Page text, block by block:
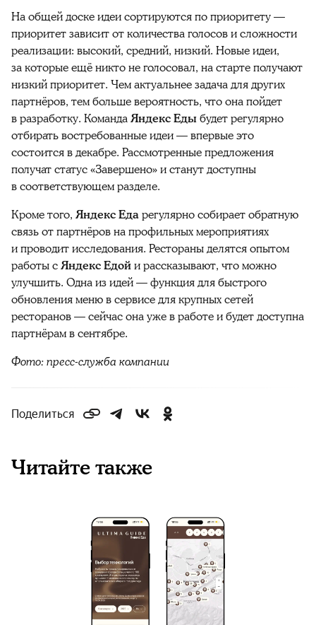
На общей доске идеи сортируются по приоритету —
приоритет зависит от количества голосов и сложности
реализации: высокий, средний, низкий. Новые идеи,
за которые ещё никто не голосовал, на старте получают
низкий приоритет. Чем актуальнее задача для других
партнёров, тем больше вероятность, что она пойдет
в разработку. КомандаЯндекс Едыбудет регулярно
отбирать востребованные идеи — впервые это
состоится в декабре. Рассмотренные предложения
получат статус «Завершено» и станут доступны
в соответствующем разделе.
Кроме того, Яндекс Едарегулярно собирает обратную
связь от партнёров на профильных мероприятиях
и проводит исследования. Рестораны делятся опытом
работы сЯндекс Едойи рассказывают, что можно
улучшить. Одна из идей — функция для быстрого
обновления меню в сервисе для крупных сетей
ресторанов — сейчас она уже в работе и будет доступна
партнёрам в сентябре.
Фото: пресс-служба компании
Поделиться
Читайте также